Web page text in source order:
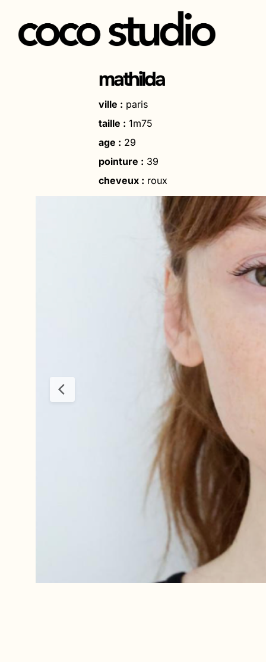
Aller
mathilda
ville : paris
taille : 1m75
age : 29
pointure : 39
cheveux : roux